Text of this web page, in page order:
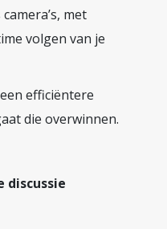
met
volgen van je
efficiëntere
die overwinnen.
discussie